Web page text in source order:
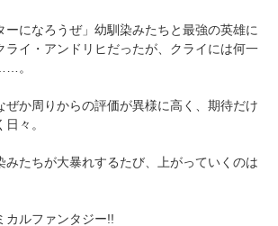
ーになろうぜ」幼馴染みたちと最強の英雄に
ライ・アンドリヒだったが、クライには何一
。
ぜか周りからの評価が異様に高く、期待だけ
々。
みたちが大暴れするたび、上がっていくのは
カルファンタジー!!